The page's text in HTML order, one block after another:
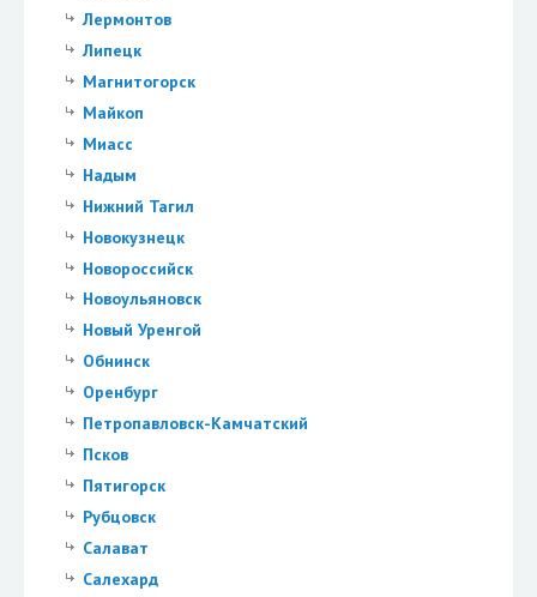
Лермонтов
Липецк
Магнитогорск
Майкоп
Миасс
Надым
Нижний Тагил
Новокузнецк
Новороссийск
Новоульяновск
Новый Уренгой
Обнинск
Оренбург
Петропавловск-Камчатский
Псков
Пятигорск
Рубцовск
Салават
Салехард